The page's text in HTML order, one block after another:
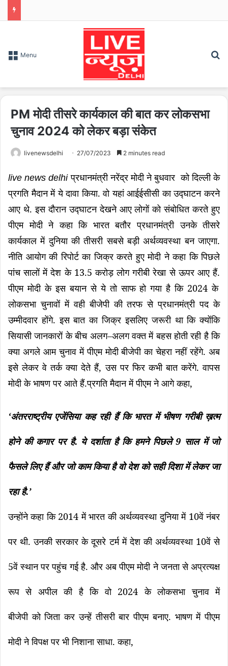
Menu
PM मोदी तीसरे कार्यकाल की बात कर लोकसभा
चुनाव 2024 को लेकर बड़ा संकेत
livenewsdelhi 27/07/2023 2 minutes read
live news delhiप्रधानमंत्री नरेंद्र मोदी ने बुधवार को दिल्ली के
प्रगति मैदान में ये दावा किया.वो यहां आईईसीसी का उद्घाटन करने
आए थे.इस दौरान उद्घाटन देखने आए लोगों को संबोधित करते हुए
पीएम मोदी ने कहा कि भारत बतौर प्रधानमंत्री उनके तीसरे
कार्यकाल में दुनिया की तीसरी सबसे बड़ी अर्थव्यवस्था बन जाएगा.
नीति आयोग की रिपोर्ट का जिक्र करते हुए मोदी ने कहा कि पिछले
पांच सालों में देश के13.5करोड़ लोग गरीबी रेखा से ऊपर आए हैं.
पीएम मोदी के इस बयान से ये तो साफ हो गया है कि2024के
लोकसभा चुनावों में वही बीजेपी की तरफ से प्रधानमंत्री पद के
उम्मीदवार होंगे.इस बात का जिक्र इसलिए जरूरी था कि क्योंकि
सियासी जानकारों के बीच अलग–अलग वक्त में बहस होती रही है कि
क्या अगले आम चुनाव में पीएम मोदी बीजेपी का चेहरा नहीं रहेंगे.अब
इसे लेकर वे तर्क क्या देते हैं,उस पर फिर कभी बात करेंगे.वापस
मोदी के भाषण पर आते हैं.प्रगति मैदान में पीएम ने आगे कहा,
‘अंतरराष्ट्रीय एजेंसिया कह रही हैं कि भारत में भीषण गरीबी ख़त्म
होने की कगार पर है. ये दर्शाता है कि हमने पिछले9 साल में जो
फैसले लिए हैं और जो काम किया है वो देश को सही दिशा में लेकर जा
रहा है.’
उन्होंने कहा कि2014में भारत की अर्थव्यवस्था दुनिया में10वें नंबर
पर थी.उनकी सरकार के दूसरे टर्म में देश की अर्थव्यवस्था10वें से
5वें स्थान पर पहुंच गई है. और अब पीएम मोदी ने जनता से अप्रत्यक्ष
रूप से अपील की है कि वो2024के लोकसभा चुनाव में
बीजेपी को जिता कर उन्हें तीसरी बार पीएम बनाए. भाषण में पीएम
मोदी ने विपक्ष पर भी निशाना साधा.कहा,